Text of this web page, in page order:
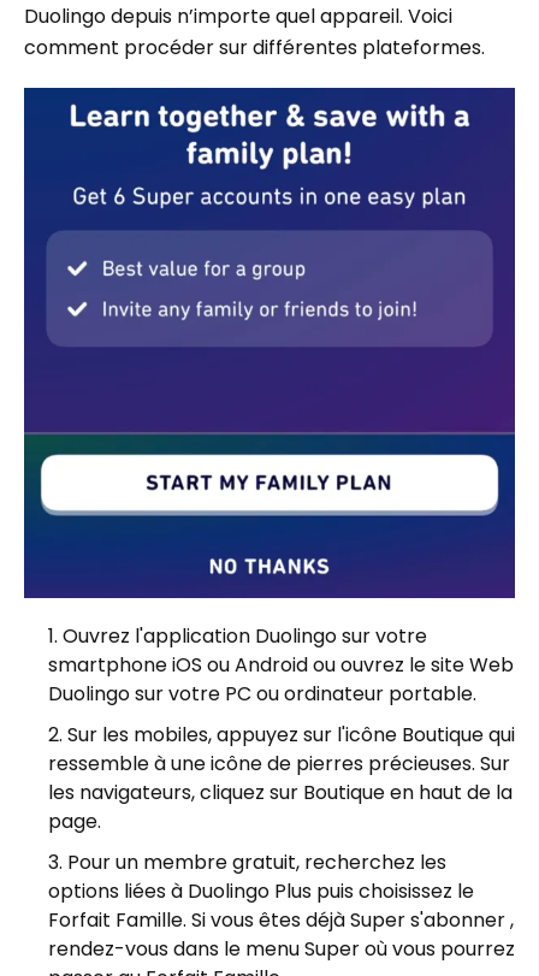
Duolingo depuis n’importe quel appareil. Voici
comment procéder sur différentes plateformes.
Ouvrez l'application Duolingo sur votre
smartphone iOS ou Android ou ouvrez le site Web
Duolingo sur votre PC ou ordinateur portable.
Sur les mobiles, appuyez sur l'icône Boutique qui
ressemble à une icône de pierres précieuses. Sur
les navigateurs, cliquez sur Boutique en haut de la
page.
Pour un membre gratuit, recherchez les
options liées à Duolingo Plus puis choisissez le
Forfait Famille. Si vous êtes déjà Super s'abonner ,
rendez-vous dans le menu Super où vous pourrez